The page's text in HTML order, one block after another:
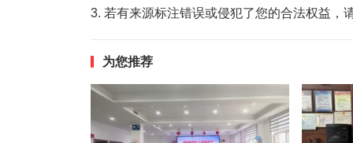
3. 若有来源标注错误或侵犯了您的合法权益，
为您推荐